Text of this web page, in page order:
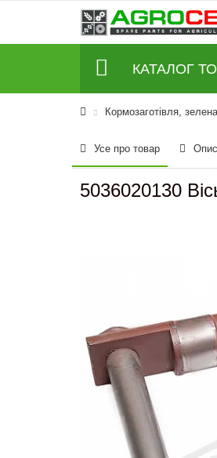
КАТАЛОГ
Кормозаготівля, зелена
Усе про товар Опис
5036020130